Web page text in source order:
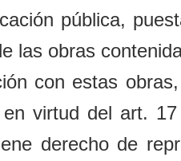
pública,
las obras
con estas ob
en virtud del art.
derecho de